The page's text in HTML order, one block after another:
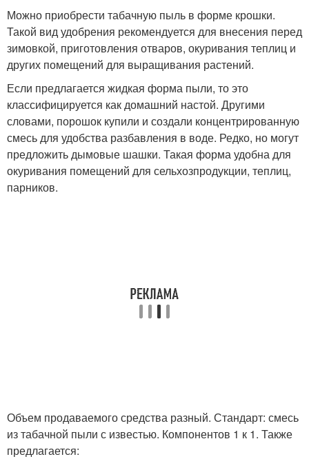
Можно приобрести табачную пыль в форме крошки.
Такой вид удобрения рекомендуется для внесения перед
зимовкой, приготовления отваров, окуривания теплиц и
других помещений для выращивания растений.
Если предлагается жидкая форма пыли, то это
классифицируется как домашний настой. Другими
словами, порошок купили и создали концентрированную
смесь для удобства разбавления в воде. Редко, но могут
предложить дымовые шашки. Такая форма удобна для
окуривания помещений для сельхозпродукции, теплиц,
парников.
Объем продаваемого средства разный. Стандарт: смесь
из табачной пыли с известью. Компонентов 1 к 1. Также
предлагается: